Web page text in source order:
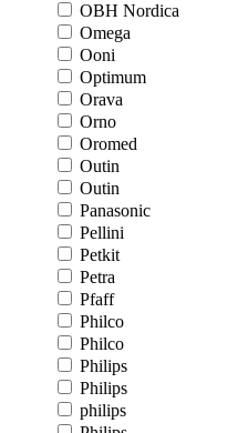
OBH Nordica
Omega
Ooni
Optimum
Orava
Orno
Oromed
Outin
Outin
Panasonic
Pellini
Petkit
Petra
Pfaff
Philco
Philco
Philips
Philips
philips